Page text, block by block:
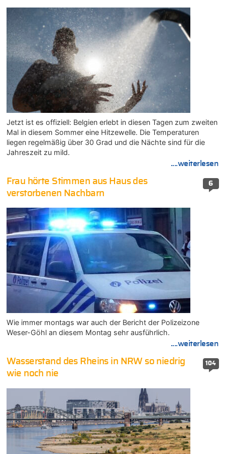
Jetzt ist es offiziell: Belgien erlebt in diesen Tagen zum zweiten
Mal in diesem Sommer eine Hitzewelle. Die Temperaturen
liegen regelmäßig über 30 Grad und die Nächte sind für die
Jahreszeit zu mild.
....weiterlesen
6
Frau hörte Stimmen aus Haus des
verstorbenen Nachbarn
Wie immer montags war auch der Bericht der Polizeizone
Weser-Göhl an diesem Montag sehr ausführlich.
....weiterlesen
104
Wasserstand des Rheins in NRW so niedrig
wie noch nie